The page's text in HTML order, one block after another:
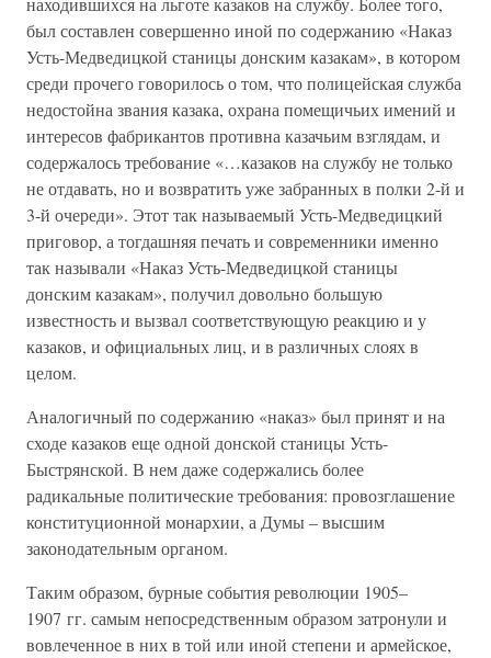
был составлен совершенно иной по содержанию «Наказ
Усть-Медведицкой станицы донским казакам», в котором
среди прочего говорилось о том, что полицейская служба
недостойна звания казака, охрана помещичьих имений и
интересов фабрикантов противна казачьим взглядам, и
содержалось требование «…казаков на службу не только
не отдавать, но и возвратить уже забранных в полки 2-й и
3-й очереди». Этот так называемый Усть-Медведицкий
приговор, а тогдашняя печать и современники именно
так называли «Наказ Усть-Медведицкой станицы
донским казакам», получил довольно большую
известность и вызвал соответствующую реакцию и у
казаков, и официальных лиц, и в различных слоях в
целом.
Аналогичный по содержанию «наказ» был принят и на
сходе казаков еще одной донской станицы Усть-
Быстрянской. В нем даже содержались более
радикальные политические требования: провозглашение
конституционной монархии, а Думы – высшим
законодательным органом.
Таким образом, бурные события революции 1905–
1907 гг. самым непосредственным образом затронули и
вовлеченное в них в той или иной степени и армейское,